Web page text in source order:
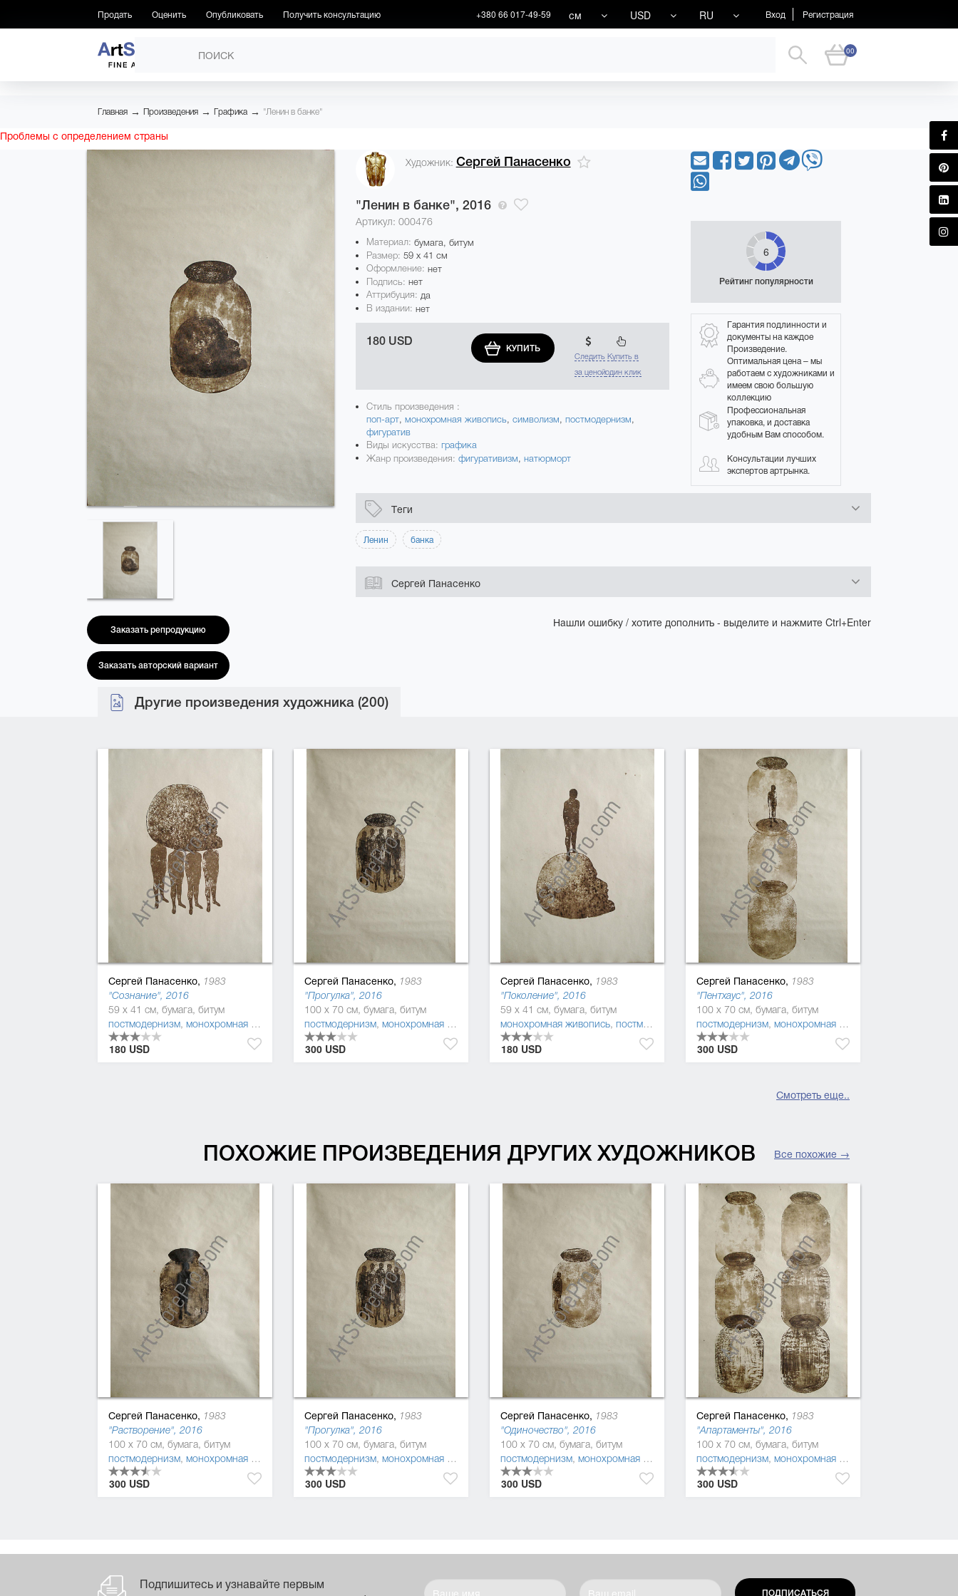
Продать Оценить Опубликовать Получить консультацию Вход Регистрация
+380 66 017-49-59 см USD RU
00
ПРОИЗВЕДЕНИЯ
Главная → Произведения → Графика → "Ленин в банке"
Проблемы с определением страны
Заказать репродукцию
Заказать авторский вариант
Художник: Сергей Панасенко
"Ленин в банке", 2016
Артикул: 000476
Материал: бумага, битум
Размер: 59 x 41 см
Оформление: нет
Подпись: нет
Аттрибуция: да
В издании: нет
180 USD
КУПИТЬ
Следить
за ценой
Купить в
один клик
Стиль произведения :
поп-арт, монохромная живопись, символизм, постмодернизм,
фигуратив
Виды искусства: графика
Жанр произведения: фигуративизм, натюрморт
6
Рейтинг популярности
Гарантия подлинности и
документы на каждое
Произведение.
Оптимальная цена – мы
работаем с художниками и
имеем свою большую
коллекцию
Профессиональная
упаковка, и доставка
удобным Вам способом.
Консультации лучших
экспертов артрынка.
Теги
Ленин банка
Сергей Панасенко
Нашли ошибку / хотите дополнить - выделите и нажмите Ctrl+Enter
Другие произведения художника (200)
Сергей Панасенко, 1983
"Сознание", 2016
59 x 41 см, бумага, битум
постмодернизм, монохромная живопись фигуратив,символизм
180 USD
Сергей Панасенко, 1983
"Прогулка", 2016
100 x 70 см, бумага, битум
постмодернизм, монохромная живопись фигуратив
300 USD
Сергей Панасенко, 1983
"Поколение", 2016
59 x 41 см, бумага, битум
монохромная живопись, постмодернизм фигуратив,символизм
180 USD
Сергей Панасенко, 1983
"Пентхаус", 2016
100 x 70 см, бумага, битум
постмодернизм, монохромная живопись
300 USD
Смотреть еще..
ПОХОЖИЕ ПРОИЗВЕДЕНИЯ ДРУГИХ ХУДОЖНИКОВ Все похожие →
Сергей Панасенко, 1983
"Растворение", 2016
100 x 70 см, бумага, битум
постмодернизм, монохромная живопись фигуратив
300 USD
Сергей Панасенко, 1983
"Прогулка", 2016
100 x 70 см, бумага, битум
постмодернизм, монохромная живопись фигуратив
300 USD
Сергей Панасенко, 1983
"Одиночество", 2016
100 x 70 см, бумага, битум
постмодернизм, монохромная живопись фигуратив
300 USD
Сергей Панасенко, 1983
"Апартаменты", 2016
100 x 70 см, бумага, битум
постмодернизм, монохромная живопись
300 USD
Подпишитесь и узнавайте первым
ПОДПИСАТЬСЯ